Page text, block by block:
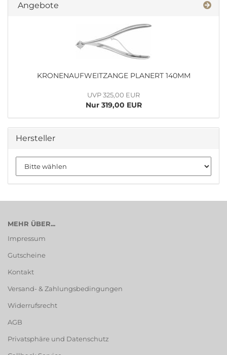
Angebote
KRO­NEN­AUF­WEIT­ZAN­GE PLA­NERT 140MM
UVP 325,00 EUR
Nur 319,00 EUR
Hersteller
MEHR ÜBER...
Impressum
Gutscheine
Kontakt
Versand- & Zahlungsbedingungen
Widerrufsrecht
AGB
Privatsphäre und Datenschutz